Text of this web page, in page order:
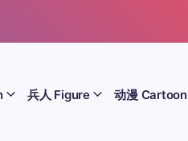
兵人 Figure 动漫 Cartoon